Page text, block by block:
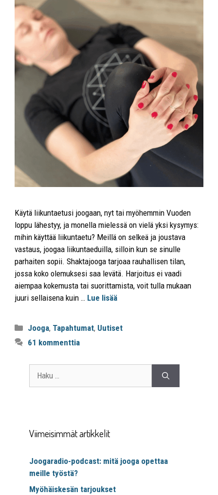
Käytä liikuntaetusi joogaan, nyt tai myöhemmin Vuoden
loppu lähestyy, ja monella mielessä on vielä yksi kysymys:
mihin käyttää liikuntaetu? Meillä on selkeä ja joustava
vastaus, joogaa liikuntaeduilla, silloin kun se sinulle
parhaiten sopii. Shaktajooga tarjoaa rauhallisen tilan,
jossa koko olemuksesi saa levätä. Harjoitus ei vaadi
aiempaa kokemusta tai suorittamista, voit tulla mukaan
juuri sellaisena kuin … Lue lisää
Jooga, Tapahtumat, Uutiset
61 kommenttia
Viimeisimmät artikkelit
Joogaradio-podcast: mitä jooga opettaa
meille työstä?
Myöhäiskesän tarjoukset